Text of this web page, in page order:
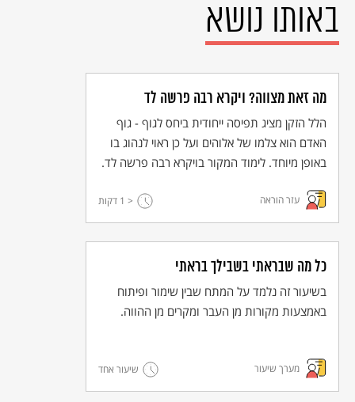
מה לרגליים ולשמירה על הסביבה? דניאל, חוקר ופעיל בנושאי סביבה,
מסביר.
באותו נושא
מה זאת מצווה? ויקרא רבה פרשה לד
הלל הזקן מציג תפיסה ייחודית ביחס לגוף - גוף
האדם הוא צלמו של אלוהים ועל כן ראוי לנהוג בו
באופן מיוחד. לימוד המקור בויקרא רבה פרשה לד.
עזר הוראה < 1 דקות
כל מה שבראתי בשבילך בראתי
בשיעור זה נלמד על המתח שבין שימור ופיתוח
באמצעות מקורות מן העבר ומקרים מן ההווה.
מערך שיעור שיעור אחד